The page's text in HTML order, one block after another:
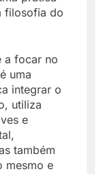
filosofia do
a focar no
uma
integrar o
utiliza
e
também
mesmo e